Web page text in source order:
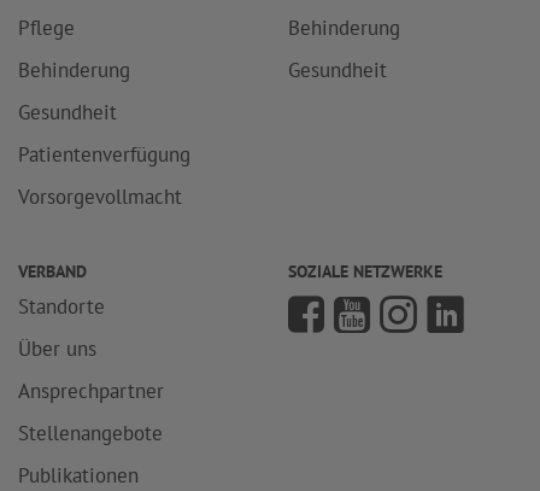
Pflege
Behinderung
Gesundheit
Patientenverfügung
Vorsorgevollmacht
Behinderung
Gesundheit
VERBAND
Standorte
Über uns
Ansprechpartner
Stellenangebote
Publikationen
SOZIALE NETZWERKE